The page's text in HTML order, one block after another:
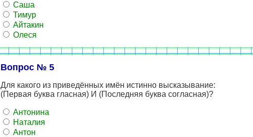
Саша
Тимур
Айтакин
Олеся
Вопрос № 5
Для какого из приведённых имён истинно высказывание:
(Первая буква гласная) И (Последняя буква согласная)?
Антонина
Наталия
Антон